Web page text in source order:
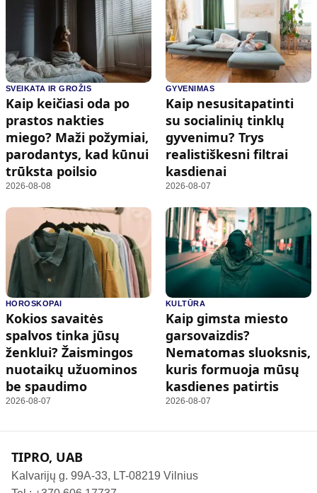
SVEIKATA IR GROŽIS
Kaip keičiasi oda po
prastos nakties
miego? Maži požymiai,
parodantys, kad kūnui
trūksta poilsio
2026-08-08
GYVENIMAS
Kaip nesusitapatinti
su socialinių tinklų
gyvenimu? Trys
realistiškesni filtrai
kasdienai
2026-08-07
HOROSKOPAI
Kokios savaitės
spalvos tinka jūsų
ženklui? Žaismingos
nuotaikų užuominos
be spaudimo
2026-08-07
KULTŪRA
Kaip gimsta miesto
garsovaizdis?
Nematomas sluoksnis,
kuris formuoja mūsų
kasdienes patirtis
2026-08-07
TIPRO, UAB
Kalvarijų g. 99A-33, LT-08219 Vilnius